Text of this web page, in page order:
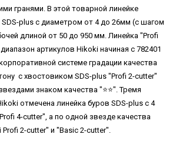
гранями. В этой товарной линейке
plus с диаметром от 4 до 26мм (с шагом
длиной от 50 до 950 мм. Линейка "Profi
артикулов Hikoki начиная с 782401
системе градации качества
с хвостовиком SDS-plus "Profi 2-cutter"
знаком качества "⭐️⭐️". Тремя
отмечена линейка буров SDS-plus с 4
4-cutter", а по одной звезде качества
2-cutter" и "Basic 2-cutter".